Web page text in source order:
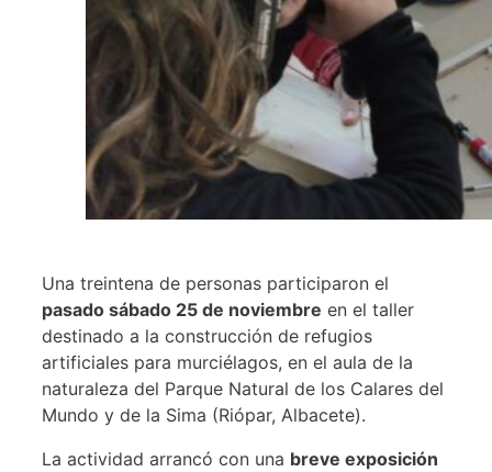
Una treintena de personas participaron el
pasado sábado 25 de noviembre en el taller
destinado a la construcción de refugios
artificiales para murciélagos, en el aula de la
naturaleza del Parque Natural de los Calares del
Mundo y de la Sima (Riópar, Albacete).
La actividad arrancó con una breve exposición